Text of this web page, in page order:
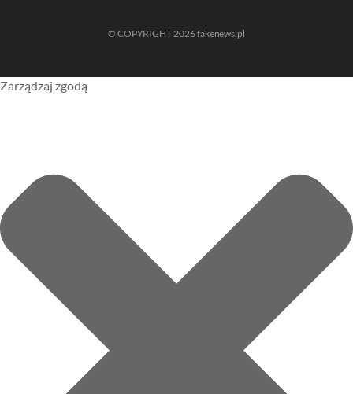
© COPYRIGHT 2026 fakenews.pl
Zarządzaj zgodą